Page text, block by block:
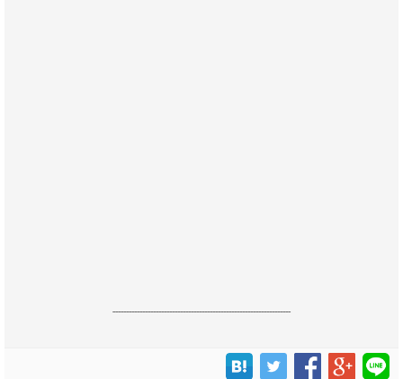
------------------------------------------------------------------